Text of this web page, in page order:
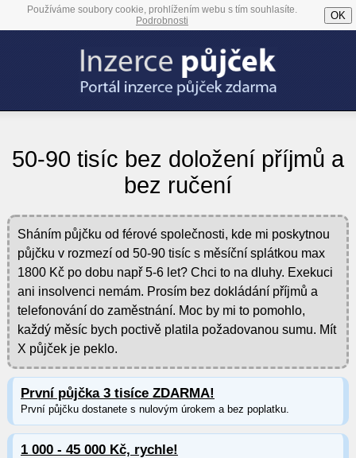
Používáme soubory cookie, prohlížením webu s tím souhlasíte.
Podrobnosti
OK
50-90 tisíc bez doložení příjmů a
bez ručení
Sháním půjčku od férové společnosti, kde mi poskytnou
půjčku v rozmezí od 50-90 tisíc s měsíční splátkou max
1800 Kč po dobu např 5-6 let? Chci to na dluhy. Exekuci
ani insolvenci nemám. Prosím bez dokládání příjmů a
telefonování do zaměstnání. Moc by mi to pomohlo,
každý měsíc bych poctivě platila požadovanou sumu. Mít
X půjček je peklo.
První půjčka 3 tisíce ZDARMA!
První půjčku dostanete s nulovým úrokem a bez poplatku.
1 000 - 45 000 Kč, rychle!